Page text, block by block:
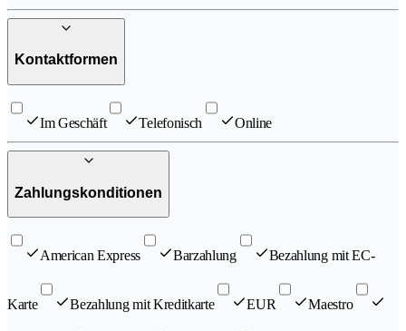
Kontaktformen
Im Geschäft Telefonisch Online
Zahlungskonditionen
American Express Barzahlung Bezahlung mit EC-
Karte Bezahlung mit Kreditkarte EUR Maestro